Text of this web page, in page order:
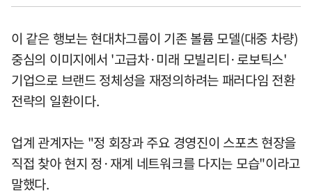
이 같은 행보는 현대차그룹이 기존 볼륨 모델(대중 차량)
중심의 이미지에서 '고급차·미래 모빌리티·로보틱스'
기업으로 브랜드 정체성을 재정의하려는 패러다임 전환
전략의 일환이다.
업계 관계자는 "정 회장과 주요 경영진이 스포츠 현장을
직접 찾아 현지 정·재계 네트워크를 다지는 모습"이라고
말했다.